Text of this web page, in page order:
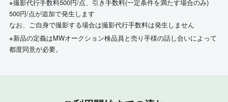
※撮影代行手数料500円/点、引き手数料(一定条件を満たす場合のみ)
500円/点が追加で発生します
なお、ご自身で撮影する場合は撮影代行手数料は発生しません
※新品の定義はMWオークション検品員と売り手様の話し合いによって
都度同意が必要。